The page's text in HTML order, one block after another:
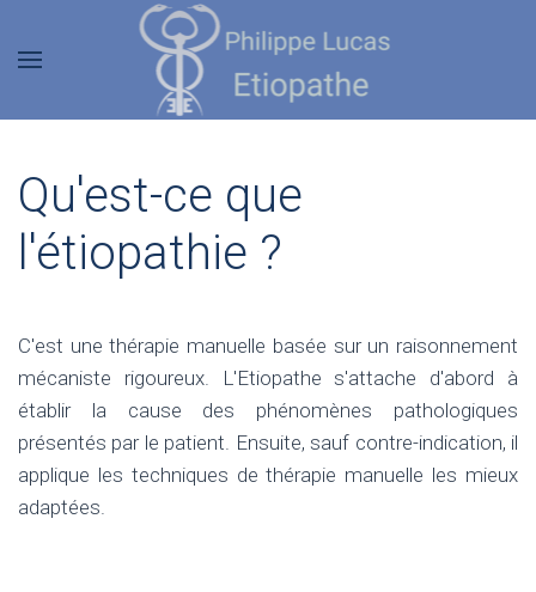
Qu'est-ce que
l'étiopathie ?
C'est une thérapie manuelle basée sur un raisonnement
mécaniste rigoureux. L'Etiopathe s'attache d'abord à
établir la cause des phénomènes pathologiques
présentés par le patient. Ensuite, sauf contre-indication, il
applique les techniques de thérapie manuelle les mieux
adaptées.